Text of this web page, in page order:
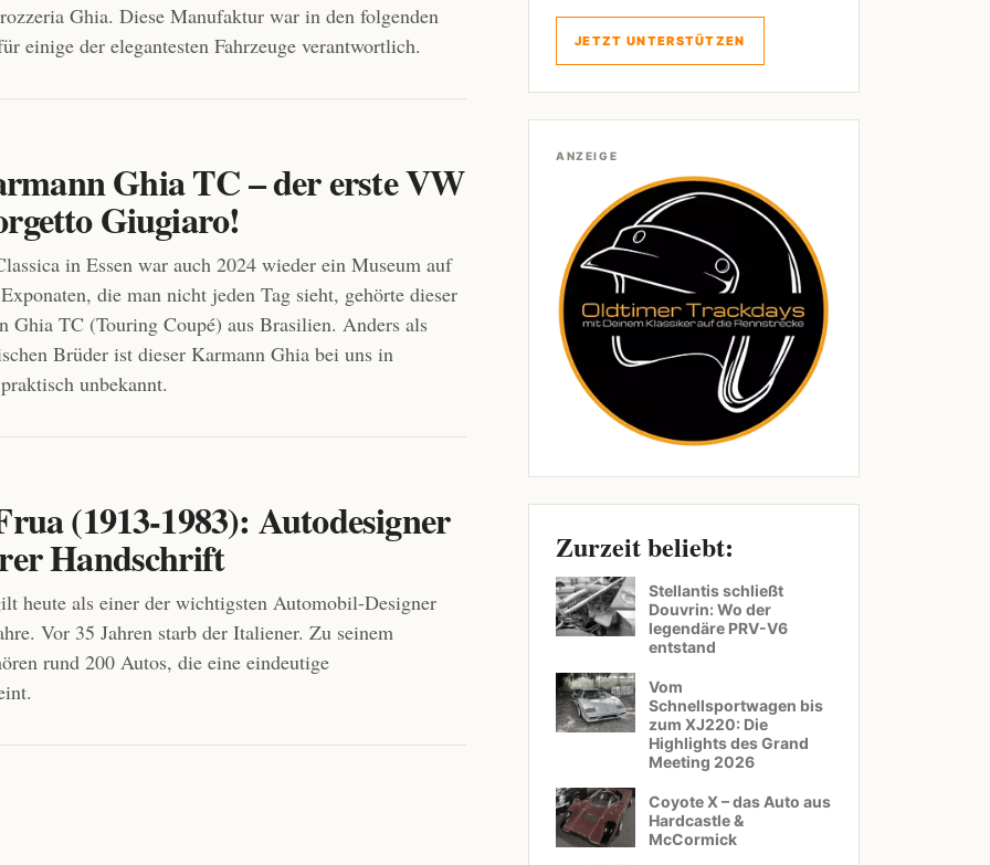
Ghia. Diese Manufaktur war in den folgenden
einige der elegantesten Fahrzeuge verantwortlich.
Ghia TC – der erste VW
Giugiaro!
in Essen war auch 2024 wieder ein Museum auf
die man nicht jeden Tag sieht, gehörte dieser
Ghia TC (Touring Coupé) aus Brasilien. Anders als
Brüder ist dieser Karmann Ghia bei uns in
unbekannt.
(1913-1983): Autodesigner
Handschrift
heute als einer der wichtigsten Automobil-Designer
Vor 35 Jahren starb der Italiener. Zu seinem
rund 200 Autos, die eine eindeutige
JETZT UNTERSTÜTZEN
ANZEIGE
Zurzeit beliebt:
Stellantis schließt
Douvrin: Wo der
legendäre PRV-V6
entstand
Vom
Schnellsportwagen bis
zum XJ220: Die
Highlights des Grand
Meeting 2026
Coyote X – das Auto aus
Hardcastle &
McCormick